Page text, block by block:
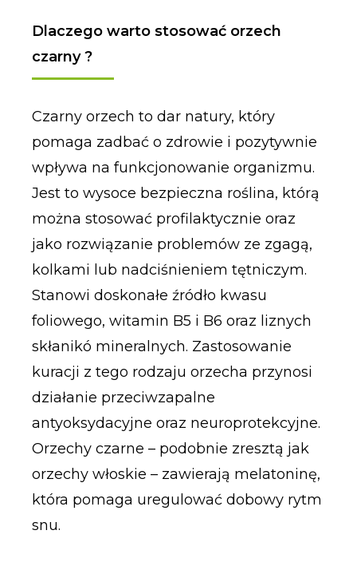
Dlaczego warto stosować orzech
czarny ?
Czarny orzech to dar natury, który
pomaga zadbać o zdrowie i pozytywnie
wpływa na funkcjonowanie organizmu.
Jest to wysoce bezpieczna roślina, którą
można stosować profilaktycznie oraz
jako rozwiązanie problemów ze zgagą,
kolkami lub nadciśnieniem tętniczym.
Stanowi doskonałe źródło kwasu
foliowego, witamin B5 i B6 oraz liznych
skłanikó mineralnych. Zastosowanie
kuracji z tego rodzaju orzecha przynosi
działanie przeciwzapalne
antyoksydacyjne oraz neuroprotekcyjne.
Orzechy czarne – podobnie zresztą jak
orzechy włoskie – zawierają melatoninę,
która pomaga uregulować dobowy rytm
snu.